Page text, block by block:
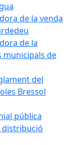
de la venda
de la
municipals de
del
Bressol
pública